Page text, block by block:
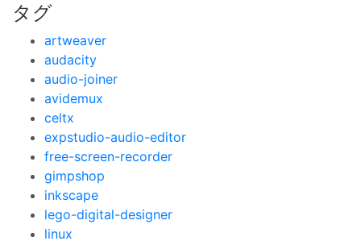
タグ
artweaver
audacity
audio-joiner
avidemux
celtx
expstudio-audio-editor
free-screen-recorder
gimpshop
inkscape
lego-digital-designer
linux